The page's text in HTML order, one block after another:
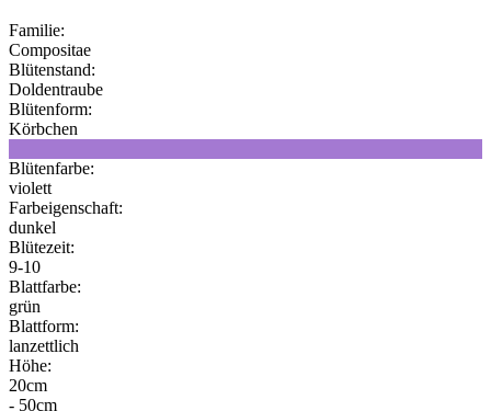
Familie:
Compositae
Blütenstand:
Doldentraube
Blütenform:
Körbchen
Blütenfarbe:
violett
Farbeigenschaft:
dunkel
Blütezeit:
9-10
Blattfarbe:
grün
Blattform:
lanzettlich
Höhe:
20cm
- 50cm